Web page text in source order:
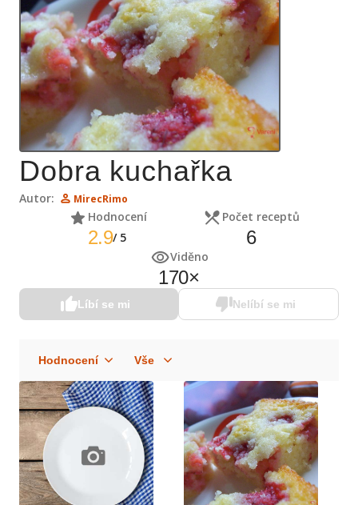
Dobra kuchařka
Autor: MirecRimo
Hodnocení
2.9/ 5
Počet receptů
6
Viděno
170×
Líbí se mi Nelíbí se mi